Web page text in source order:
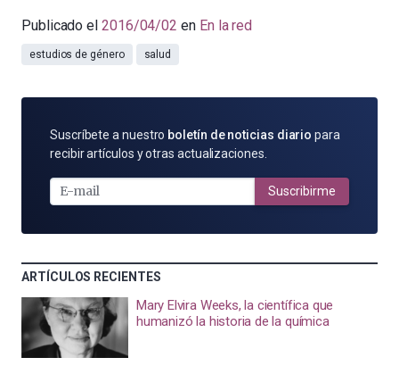
Publicado el 2016/04/02 en En la red
estudios de género salud
SUSCRÍBETE
POR
MAIL
Suscríbete a nuestro boletín de noticias diario para
recibir artículos y otras actualizaciones.
Suscribirme
ARTÍCULOS RECIENTES
Mary Elvira Weeks, la científica que
humanizó la historia de la química